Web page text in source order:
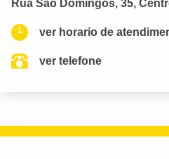
Rua São Domingos, 35,
ver horario de
ver telefone